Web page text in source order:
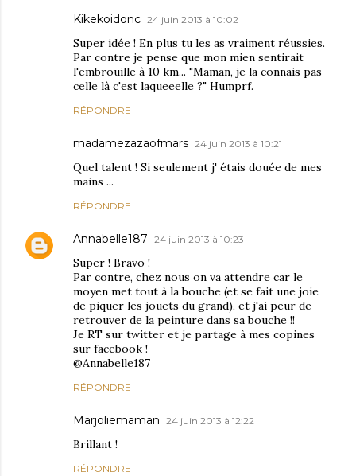
Kikekoidonc 24 juin 2013 à 10:02
Super idée ! En plus tu les as vraiment réussies.
Par contre je pense que mon mien sentirait
l'embrouille à 10 km... "Maman, je la connais pas
celle là c'est laqueeelle ?" Humprf.
RÉPONDRE
madamezazaofmars 24 juin 2013 à 10:21
Quel talent ! Si seulement j' étais douée de mes
mains ...
RÉPONDRE
Annabelle187 24 juin 2013 à 10:23
Super ! Bravo !
Par contre, chez nous on va attendre car le
moyen met tout à la bouche (et se fait une joie
de piquer les jouets du grand), et j'ai peur de
retrouver de la peinture dans sa bouche !!
Je RT sur twitter et je partage à mes copines
sur facebook !
@Annabelle187
RÉPONDRE
Marjoliemaman 24 juin 2013 à 12:22
Brillant !
RÉPONDRE